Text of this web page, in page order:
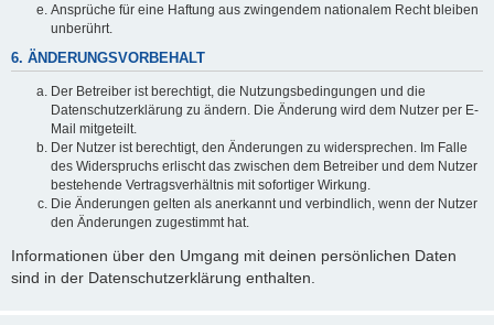
Ansprüche für eine Haftung aus zwingendem nationalem Recht bleiben
unberührt.
6. ÄNDERUNGSVORBEHALT
Der Betreiber ist berechtigt, die Nutzungsbedingungen und die
Datenschutzerklärung zu ändern. Die Änderung wird dem Nutzer per E-
Mail mitgeteilt.
Der Nutzer ist berechtigt, den Änderungen zu widersprechen. Im Falle
des Widerspruchs erlischt das zwischen dem Betreiber und dem Nutzer
bestehende Vertragsverhältnis mit sofortiger Wirkung.
Die Änderungen gelten als anerkannt und verbindlich, wenn der Nutzer
den Änderungen zugestimmt hat.
Informationen über den Umgang mit deinen persönlichen Daten
sind in der Datenschutzerklärung enthalten.